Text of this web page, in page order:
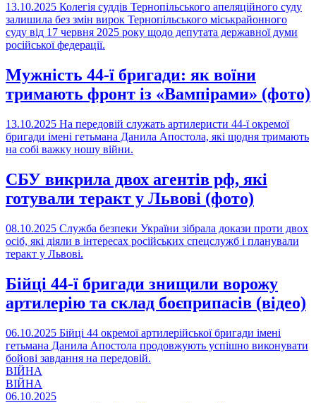
13.10.2025 Колегія суддів Тернопільського апеляційного суду
залишила без змін вирок Тернопільського міськрайонного
суду від 17 червня 2025 року щодо депутата державної думи
російської федерації.
Мужність 44-ї бригади: як воїни
тримають фронт із «Вампірами» (фото)
13.10.2025 На передовій служать артилеристи 44-ї окремої
бригади імені гетьмана Данила Апостола, які щодня тримають
на собі важку ношу війни.
СБУ викрила двох агентів рф, які
готували теракт у Львові (фото)
08.10.2025 Служба безпеки України зібрала докази проти двох
осіб, які діяли в інтересах російських спецслужб і планували
теракт у Львові.
Бійці 44-ї бригади знищили ворожу
артилерію та склад боєприпасів (відео)
06.10.2025 Бійці 44 окремої артилерійської бригади імені
гетьмана Данила Апостола продовжують успішно виконувати
бойові завдання на передовій.
ВІЙНА
ВІЙНА
06.10.2025